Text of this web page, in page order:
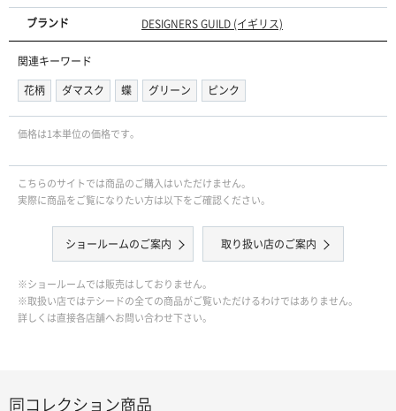
ブランド DESIGNERS GUILD (イギリス)
関連キーワード
花柄
ダマスク 蝶 グリーン ピンク
価格は1本単位の価格です｡
こちらのサイトでは商品のご購入はいただけません。
実際に商品をご覧になりたい方は以下をご確認ください。
ショールームのご案内 取り扱い店のご案内
※ショールームでは販売はしておりません。
※取扱い店ではテシードの全ての商品がご覧いただけるわけではありません。
詳しくは直接各店舗へお問い合わせ下さい。
同コレクション商品